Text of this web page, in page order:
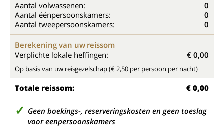
Aantal volwassenen:
0
Aantal éénpersoonskamers:
0
Aantal tweepersoonskamers:
0
Berekening van uw reissom
Verplichte lokale heffingen:
€ 0,00
Op basis van uw reisgezelschap (€ 2,50 per persoon per nacht)
Totale reissom: € 0,00
Geen boekings-, reserveringskosten en geen toeslag
voor eenpersoonskamers